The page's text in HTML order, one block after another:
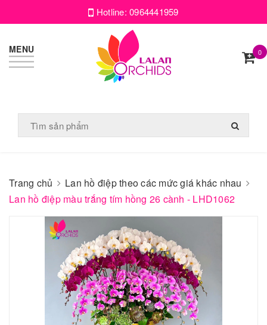
Hotline:0964441959
MENU 0
Trang chủ
Lan hồ điệp theo các mức giá khác nhau
Lan hồ điệp màu trắng tím hồng 26 cành - LHD1062